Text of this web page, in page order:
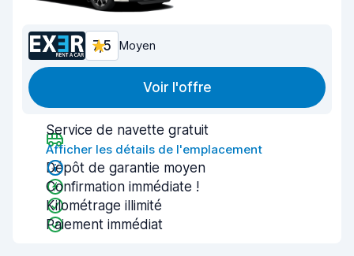
7,5 Moyen
Voir l'offre
Service de navette gratuit
Afficher les détails de l'emplacement
Dépôt de garantie moyen
Confirmation immédiate !
Kilométrage illimité
Paiement immédiat